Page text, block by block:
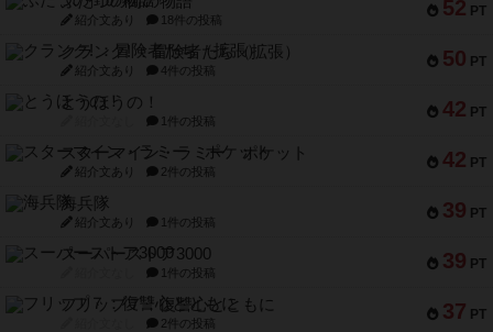
52 PT
紹介文あり 18件の投稿
50 PT
クランク! ：冒険者たち（拡張）
紹介文あり 4件の投稿
42 PT
とうほうの！
1件の投稿
42 PT
スターマイン・ラミー ポケット
紹介文あり 2件の投稿
39 PT
海兵隊
紹介文あり 1件の投稿
39 PT
スーパーストア3000
1件の投稿
37 PT
フリップ７：復讐心とともに
2件の投稿